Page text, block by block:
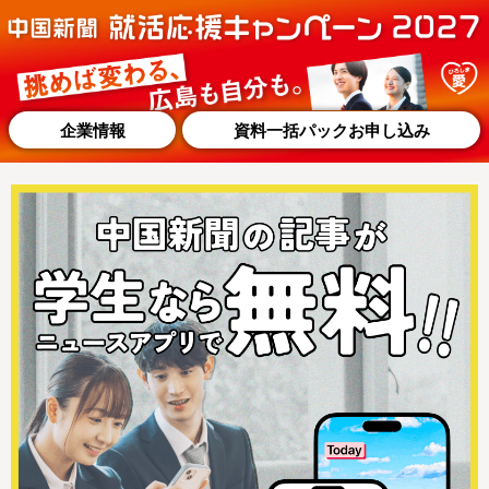
企業情報 資料一括パックお申し込み